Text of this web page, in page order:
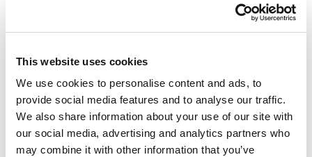
This website uses cookies
We use cookies to personalise content and ads, to
provide social media features and to analyse our traffic.
We also share information about your use of our site with
our social media, advertising and analytics partners who
may combine it with other information that you’ve
das Nervensystem beruhigt
Laut Phillipa Newton-Cross, leitende Physiotherapeutin
Nervensystem oft in einem Zustand permanenter
Alarmbereitschaft. Bewegung wird dadurch schwer und
kräftezehrend. Die VR-Therapie hilft, durch fließende,
entspannte Bewegungsabläufe diesen Teufelskreis zu
durchbrechen und das Nervensystem zu beruhigen. Im
Artikel des Torbay Hospitalserklärt Newton-Cross
weiter: „Wir haben Einzeltherapien mit VR durchgeführt